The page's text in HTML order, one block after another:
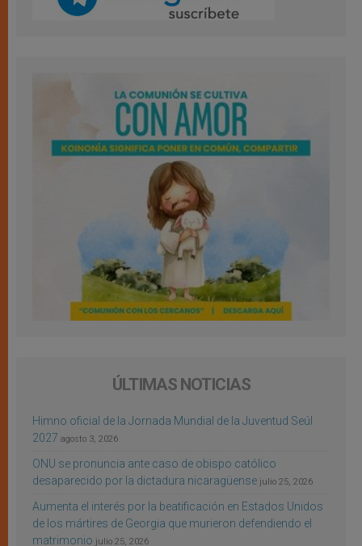
ÚLTIMAS NOTICIAS
Himno oficial de la Jornada Mundial de la Juventud Seúl
2027 agosto 3, 2026
ONU se pronuncia ante caso de obispo católico
desaparecido por la dictadura nicaragüense julio 25, 2026
Aumenta el interés por la beatificación en Estados Unidos
de los mártires de Georgia que murieron defendiendo el
matrimonio julio 25, 2026